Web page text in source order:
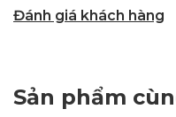
Đánh giá khách hàng
Sản phẩm